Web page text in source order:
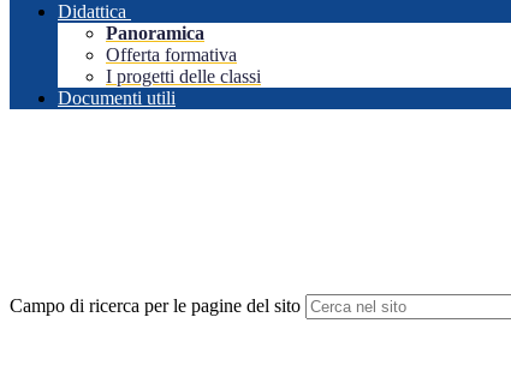
Didattica
Panoramica
Offerta formativa
I progetti delle classi
Documenti utili
Campo di ricerca per le pagine del sito